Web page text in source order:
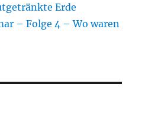
Erde
– Folge 4 – Wo waren